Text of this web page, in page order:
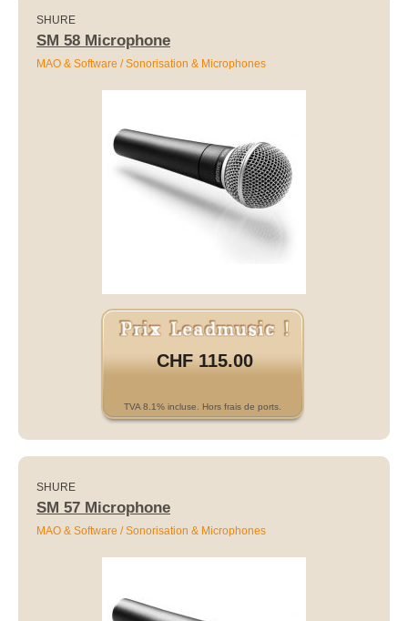
SHURE
SM 58 Microphone
MAO & Software / Sonorisation & Microphones
CHF 115.00
TVA 8.1% incluse. Hors frais de ports.
SHURE
SM 57 Microphone
MAO & Software / Sonorisation & Microphones